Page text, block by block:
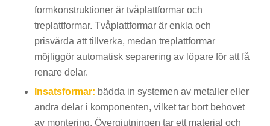
formkonstruktioner är tvåplattformar och
treplattformar. Tvåplattformar är enkla och
prisvärda att tillverka, medan treplattformar
möjliggör automatisk separering av löpare för att få
renare delar.
Insatsformar: bädda in systemen av metaller eller
andra delar i komponenten, vilket tar bort behovet
av montering. Övergjutningen tar ett material och